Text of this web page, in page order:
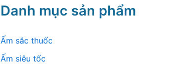
k
m
:
Danh mục sản phẩm
Ấm sắc thuốc
Ấm siêu tốc